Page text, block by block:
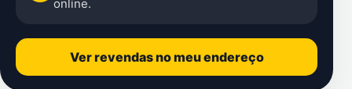
online.
Ver revendas no meu endereço